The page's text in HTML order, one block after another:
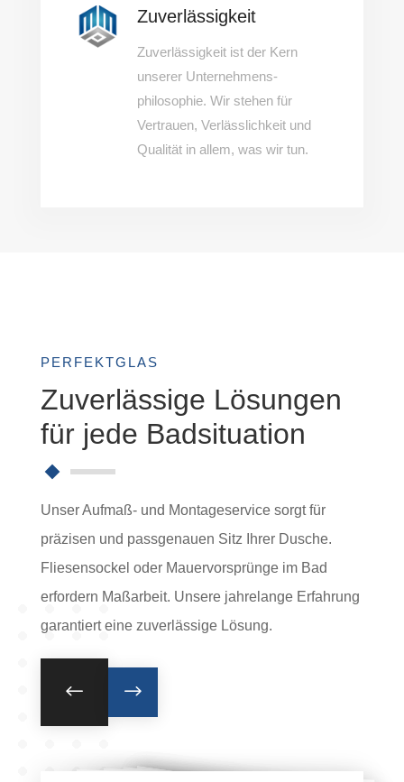
Zuverlässigkeit
Zuverlässigkeit ist der Kern
unserer Unternehmens-
philosophie. Wir stehen für
Vertrauen, Verlässlichkeit und
Qualität in allem, was wir tun.
PERFEKTGLAS
Zuverlässige Lösungen
für jede Badsituation
Unser Aufmaß- und Montageservice sorgt für
präzisen und passgenauen Sitz Ihrer Dusche.
Fliesensockel oder Mauervorsprünge im Bad
erfordern Maßarbeit. Unsere jahrelange Erfahrung
garantiert eine zuverlässige Lösung.
# $